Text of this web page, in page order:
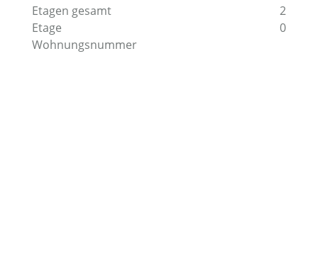
Etagen gesamt
2
Etage
0
Wohnungsnummer